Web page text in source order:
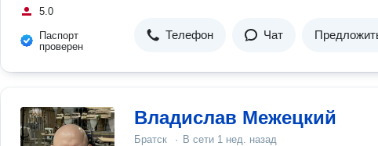
5.0
Паспорт
проверен
Телефон Чат
Владислав Межецкий
Братск · В сети 1 нед. назад